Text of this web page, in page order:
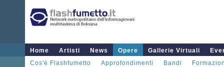
Home Artisti News Opere Gallerie Virtuali
Cos'è Flashfumetto
Approfondimenti Bandi